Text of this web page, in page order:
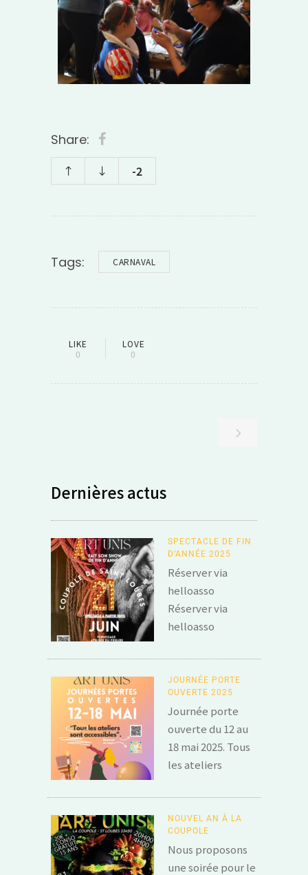
Share:
-2
Tags: CARNAVAL
LIKE
0
LOVE
0
Dernières actus
SPECTACLE DE FIN
D’ANNÉE 2025
Réserver via
helloasso
Réserver via
helloasso
JOURNÉE PORTE
OUVERTE 2025
Journée porte
ouverte du 12 au
18 mai 2025. Tous
les ateliers
NOUVEL AN À LA
COUPOLE
Nous proposons
une soirée pour le